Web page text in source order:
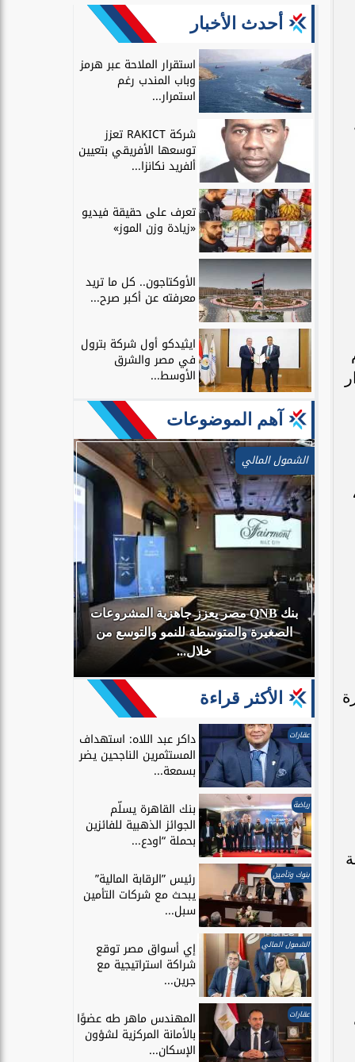
أحدث الأخبار
استقرار الملاحة عبر هرمز
وباب المندب رغم
استمرار...
شركة RAKICT تعزز
توسعها الأفريقي بتعيين
ألفريد نكانزا...
تعرف على حقيقة فيديو
«زيادة وزن الموز»
الأوكتاجون.. كل ما تريد
معرفته عن أكبر صرح...
ايثيدكو أول شركة بترول
في مصر والشرق
الأوسط...
آهم الموضوعات
الشمول المالي
بنك QNB مصر يعزز جاهزية المشروعات
الصغيرة والمتوسطة للنمو والتوسع من
خلال...
الأكثر قراءة
عقارات داكر عبد اللاه: استهداف
المستثمرين الناجحين يضر
بسمعة...
رياضة بنك القاهرة يسلّم
الجوائز الذهبية للفائزين
بحملة “اودع...
بنوك وتأمين رئيس ”الرقابة المالية”
يبحث مع شركات التأمين
سبل...
الشمول المالي إي أسواق مصر توقع
شراكة استراتيجية مع
جرين...
عقارات المهندس ماهر طه عضوًا
بالأمانة المركزية لشؤون
الإسكان...